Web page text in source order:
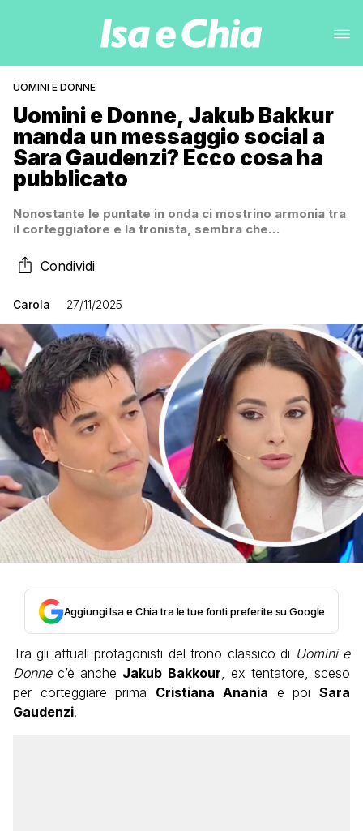
UOMINI E DONNE
Uomini e Donne, Jakub Bakkur
manda un messaggio social a
Sara Gaudenzi? Ecco cosa ha
pubblicato
Nonostante le puntate in onda ci mostrino armonia tra
il corteggiatore e la tronista, sembra che…
Condividi
Carola 27/11/2025
Aggiungi Isa e Chia tra le tue fonti preferite su Google
Tra gli attuali protagonisti del trono classico di Uomini e
Donnec’è anche Jakub Bakkour, ex tentatore, sceso
per corteggiare prima Cristiana Anania e poiSara
Gaudenzi.